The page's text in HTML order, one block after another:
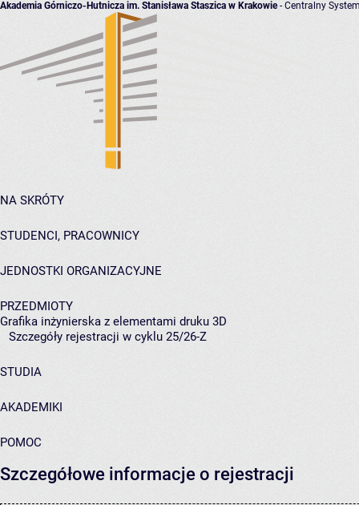
Akademia Górniczo-Hutnicza im. Stanisława Staszica w Krakowie- Centralny
NA SKRÓTY
STUDENCI, PRACOWNICY
JEDNOSTKI ORGANIZACYJNE
PRZEDMIOTY
Grafika inżynierska z elementami druku 3D
Szczegóły rejestracji w cyklu 25/26-Z
STUDIA
AKADEMIKI
POMOC
Szczegółowe informacje o rejestracji